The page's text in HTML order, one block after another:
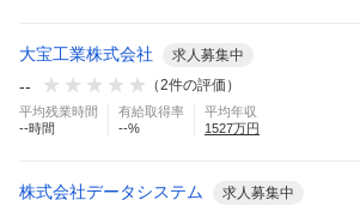
大宝工業株式会社 求人募集中
-- （2件の評価）
平均残業時間
--時間
有給取得率
--%
平均年収
1527万円
株式会社データシステム 求人募集中